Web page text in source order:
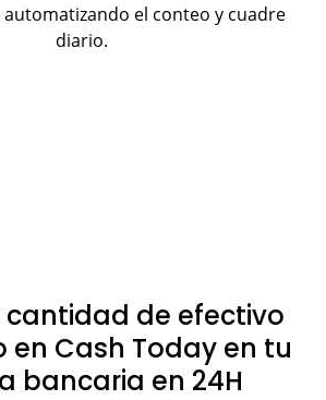
el conteo y cuadre
diario.
cantidad de efectivo
en Cash Today en tu
bancaria en 24H